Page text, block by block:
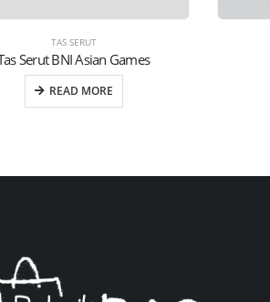
TAS SERUT
Serut BNI Asian Games
READ MORE